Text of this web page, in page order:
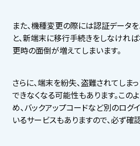
また、機種変更の際には認証データ
と、新端末に移行手続きをしなけれ
更時の面倒が増えてしまいます。
さらに、端末を紛失、盗難されてしま
できなくなる可能性もあります。この
め、バックアップコードなど別のログ
いるサービスもありますので、必ず確